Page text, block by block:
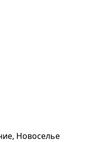
Новоселье